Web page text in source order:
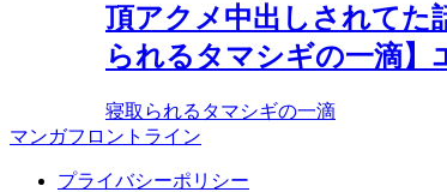
頂アクメ中出しされてた
られるタマシギの一滴】
寝取られるタマシギの一滴
マンガフロントライン
プライバシーポリシー